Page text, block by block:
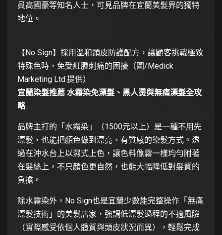
員高國豪等知名人士，可見品牌在宜蘭美髮界的獨特
地位。
【No Sign】採用溫和頭皮防護配方，讓顧客挑戰極致
特殊色時，免受紅腫刺痛的困擾（圖/Medick
Marketing Ltd.提供）
宜蘭染髮推薦 水霧染免漂髮、黑人燙與無痛漂髮全攻
略
品牌主打的「水霧染」（1500元以上）是一種不用先
漂髮，也能把顏色做到漂亮、有質感的染髮方式。透
過在沖水台上以濕式上色，讓色料像霧一樣均勻附著
在髮絲上，不只顏色更自然，也能大幅降低對髮質的
負擔。
除水霧染外，No Sign也是宜蘭少數能完整操作「無痛
漂髮技術」的美髮店家，強調低漂髮過程的不適風險
（實際感受依個人體質與頭皮狀況而異），輕鬆完成